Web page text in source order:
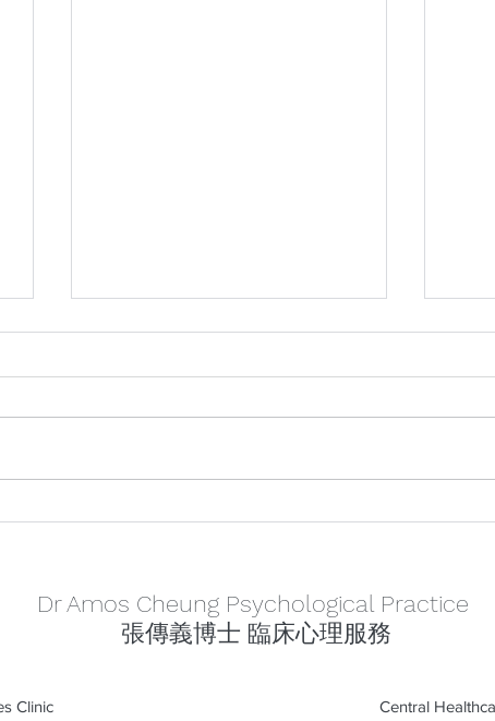
數位時代下的關係內耗
Dr Amos Cheung Psychological Practice
張傳義博士 臨床心理服務
Central
Clinic